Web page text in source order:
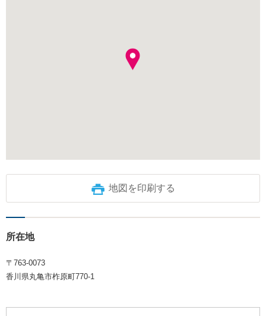
地図を印刷する
所在地
〒763-0073
香川県丸亀市柞原町770-1